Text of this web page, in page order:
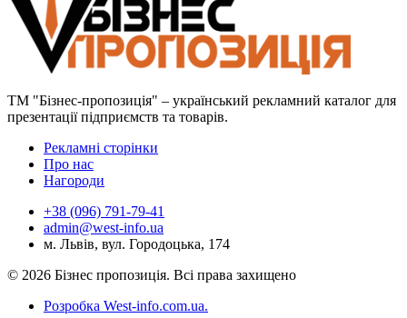
ТМ "Бізнес-пропозиція" – український рекламний каталог для
презентації підприємств та товарів.
Рекламні сторінки
Про нас
Нагороди
+38 (096) 791-79-41
admin@west-info.ua
м. Львів, вул. Городоцька, 174
© 2026 Бізнес пропозиція. Всі права захищено
Розробка West-info.com.ua.